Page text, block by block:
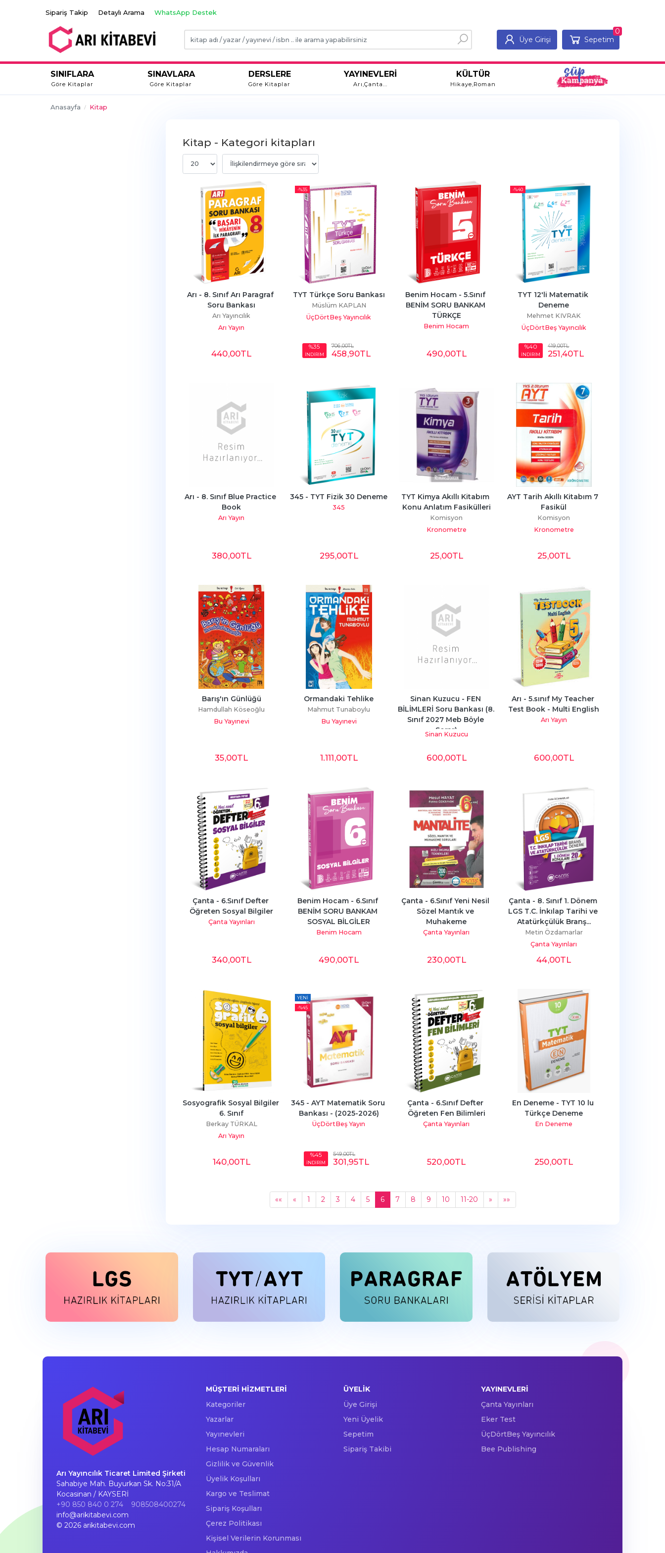
Sipariş Takip Detaylı Arama WhatsApp Destek
Üye Girişi Sepetim
0
SINIFLARA
Göre Kitaplar
SINAVLARA
Göre Kitaplar
DERSLERE
Göre Kitaplar
YAYINEVLERİ
Arı,Çanta...
KÜLTÜR
Hikaye,Roman
Anasayfa Kitap
Kitap - Kategori kitapları
Arı - 8. Sınıf Arı Paragraf
Soru Bankası
Arı Yayıncılık
Arı Yayın
440,00TL
-%35
TYT Türkçe Soru Bankası
Müslüm KAPLAN
ÜçDörtBeş Yayıncılık
%35
İNDİRİM
706,00TL
458,90TL
Benim Hocam - 5.Sınıf
BENİM SORU BANKAM
TÜRKÇE
Benim Hocam
490,00TL
-%40
TYT 12'li Matematik
Deneme
Mehmet KIVRAK
ÜçDörtBeş Yayıncılık
%40
İNDİRİM
419,00TL
251,40TL
Arı - 8. Sınıf Blue Practice
Book
Arı Yayın
380,00TL
345 - TYT Fizik 30 Deneme
345
295,00TL
TYT Kimya Akıllı Kitabım
Konu Anlatım Fasikülleri
Komisyon
Kronometre
25,00TL
AYT Tarih Akıllı Kitabım 7
Fasikül
Komisyon
Kronometre
25,00TL
Barış'ın Günlüğü
Hamdullah Köseoğlu
Bu Yayınevi
35,00TL
Ormandaki Tehlike
Mahmut Tunaboylu
Bu Yayınevi
1.111,00TL
Sinan Kuzucu - FEN
BİLİMLERİ Soru Bankası (8.
Sınıf 2027 Meb Böyle
Sorar)
Sinan Kuzucu
600,00TL
Arı - 5.sınıf My Teacher
Test Book - Multi English
Arı Yayın
600,00TL
Çanta - 6.Sınıf Defter
Öğreten Sosyal Bilgiler
Çanta Yayınları
340,00TL
Benim Hocam - 6.Sınıf
BENİM SORU BANKAM
SOSYAL BİLGİLER
Benim Hocam
490,00TL
Çanta - 6.Sınıf Yeni Nesil
Sözel Mantık ve
Muhakeme
Çanta Yayınları
230,00TL
Çanta - 8. Sınıf 1. Dönem
LGS T.C. İnkılap Tarihi ve
Atatürkçülük Branş...
Metin Özdamarlar
Çanta Yayınları
44,00TL
Sosyografik Sosyal Bilgiler
6. Sınıf
Berkay TÜRKAL
Arı Yayın
140,00TL
YENI
-%45
345 - AYT Matematik Soru
Bankası - (2025-2026)
ÜçDörtBeş Yayın
%45
İNDİRİM
549,00TL
301,95TL
Çanta - 6.Sınıf Defter
Öğreten Fen Bilimleri
Çanta Yayınları
520,00TL
En Deneme - TYT 10 lu
Türkçe Deneme
En Deneme
250,00TL
«« « 1 2 3 4 5 6 7 8 9 10 11-20 » »»
Arı Yayıncılık Ticaret Limited Şirketi
Sahabiye Mah. Buyurkan Sk. No:31/A
Kocasinan / KAYSERİ
+90 850 840 0 274
908508400274
info@arikitabevi.com
© 2026 arikitabevi.com
MÜŞTERI HIZMETLERI
Kategoriler
Yazarlar
Yayınevleri
Hesap Numaraları
Gizlilik ve Güvenlik
Üyelik Koşulları
Kargo ve Teslimat
Sipariş Koşulları
Çerez Politikası
Kişisel Verilerin Korunması
ÜYELIK
Üye Girişi
Yeni Üyelik
Sepetim
Sipariş Takibi
YAYINEVLERI
Çanta Yayınları
Eker Test
ÜçDörtBeş Yayıncılık
Bee Publishing